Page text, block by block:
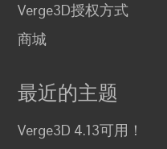
Verge3D授权方式
商城
最近的主题
Verge3D 4.13可用！